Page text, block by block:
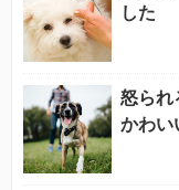
した
怒られ
かわい